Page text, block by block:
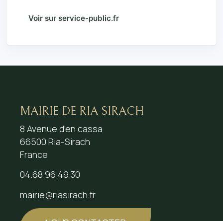
Voir sur service-public.fr
MAIRIE DE RIA SIRACH
8 Avenue d’en cassa
66500 Ria-Sirach
France
04.68.96.49.30
mairie@riasirach.fr